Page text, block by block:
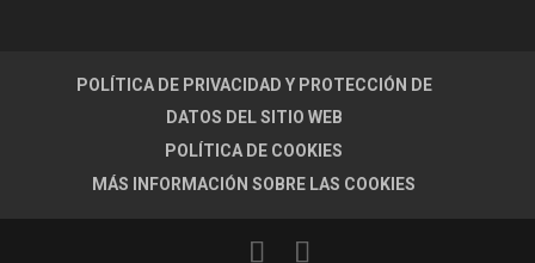
POLÍTICA DE PRIVACIDAD Y PROTECCIÓN DE
DATOS DEL SITIO WEB
POLÍTICA DE COOKIES
MÁS INFORMACIÓN SOBRE LAS COOKIES